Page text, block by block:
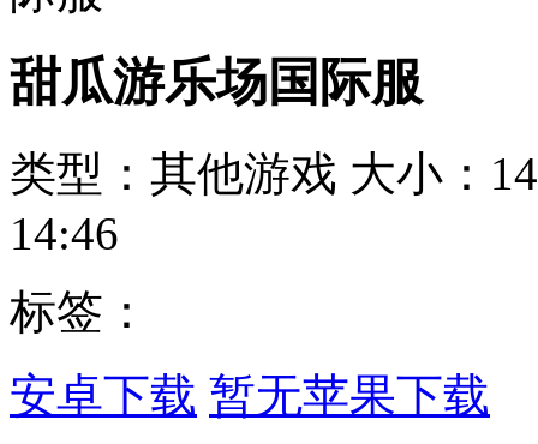
甜瓜游乐场国际服
类型：其他游戏 大小：
14:46
标签：
安卓下载 暂无苹果下载